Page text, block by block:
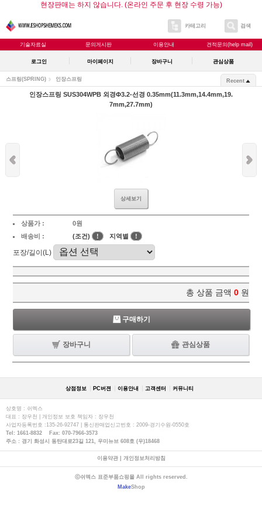
현장판매는 하지 않습니다. (온라인 주문 후 현장 수령 가능)
카테고리 검색
기술자료실 문의게시판 이용안내 견적문의(help mail)
로그인 마이페이지 장바구니 관심상품
스프링(SPRING) 인장스프링 Recent
인장스프링 SUS304WPB 외경Φ3.2-선경 0.35mm(11.3mm,14.4mm,19.
7mm,27.7mm)
상세보기
상품가 :
0원
배송비 :
(조건) ! 지역별 !
포장/길이(L)
총 상품 금액 0 원
구매하기
장바구니 관심상품
상점정보 PC버젼 이용안내 고객센터 커뮤니티
상호명 : 쉬멕스
대표 : 장우천 | 개인정보 보호 책임자 : 장우천
사업자등록번호 :135-26-92747 | 통신판매업신고번호 : 2009-경기수원-0550호
Tel: 1661-8832 Fax: 070-7966-3573
주소 : 경기 화성시 동탄대로23길 121, 우미뉴브 608호 (우)18468
이용약관| 개인정보처리방침
ⓒ쉬멕스 표준부품쇼핑몰 All rights reserved.
MakeShop